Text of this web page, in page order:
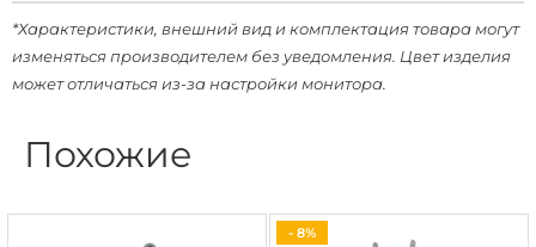
*Характеристики, внешний вид и комплектация товара могут
изменяться производителем без уведомления. Цвет изделия
может отличаться из-за настройки монитора.
Похожие
- 8%